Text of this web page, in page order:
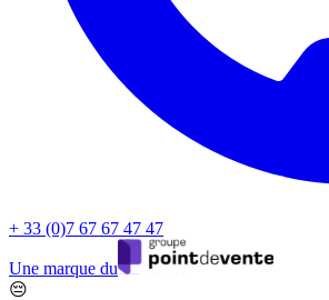
+ 33 (0)7 67 67 47 47
Une marque du
😔